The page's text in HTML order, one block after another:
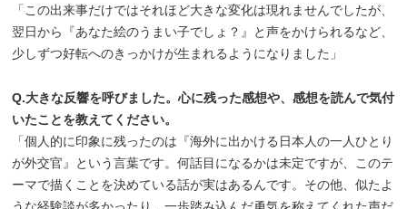
「この出来事だけではそれほど大きな変化は現れませんでしたが、
翌日から『あなた絵のうまい子でしょ？』と声をかけられるなど、
少しずつ好転へのきっかけが生まれるようになりました」
Q.大きな反響を呼びました。心に残った感想や、感想を読んで気付
いたことを教えてください。
「個人的に印象に残ったのは『海外に出かける日本人の一人ひとり
が外交官』という言葉です。何話目になるかは未定ですが、このテ
ーマで描くことを決めている話が実はあるんです。その他、似たよ